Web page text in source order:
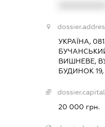
УКРАЇНА,
ВИШНЕВЕ,
БУДИНОК
20 000 грн.